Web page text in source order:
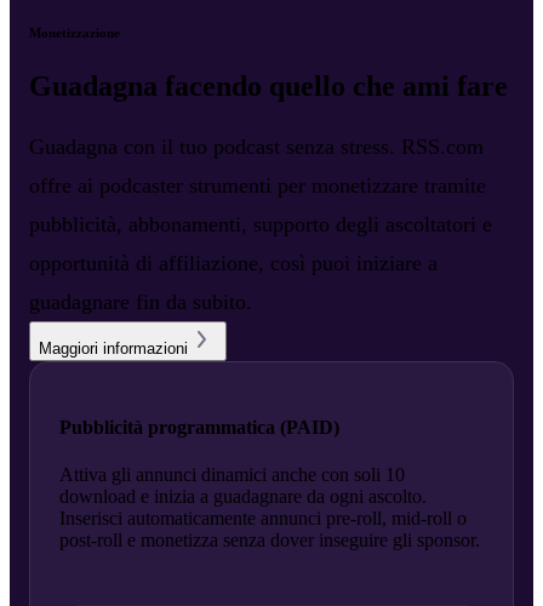
Monetizzazione
Guadagna facendo quello che ami fare
Guadagna con il tuo podcast senza stress. RSS.com
offre ai podcaster strumenti per monetizzare tramite
pubblicità, abbonamenti, supporto degli ascoltatori e
opportunità di affiliazione, così puoi iniziare a
guadagnare fin da subito.
Maggiori informazioni
Pubblicità programmatica (PAID)
Attiva gli annunci dinamici anche con soli 10
download e inizia a guadagnare da ogni ascolto.
Inserisci automaticamente annunci pre-roll, mid-roll o
post-roll e monetizza senza dover inseguire gli sponsor.